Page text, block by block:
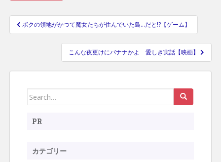
投
ビ
ー
ョ
ボクの領地がかつて魔女たちが住んでいた島…だと!?【ゲーム】
こんな夜更けにバナナかよ 愛しき実話【映画】
Search
PR
カテゴリー